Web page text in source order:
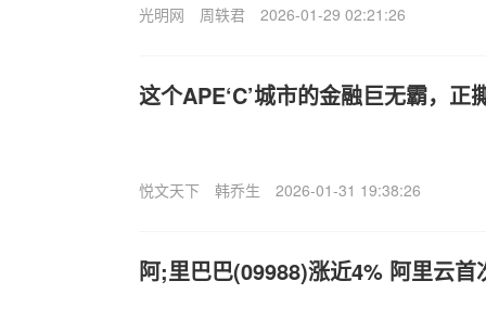
光明网 周轶君 2026-01-29 02:21:26
这个APE‘C’城市的金融巨无霸，正
悦文天下 韩乔生 2026-01-31 19:38:26
阿;里巴巴(09988)涨近4% 阿里云首